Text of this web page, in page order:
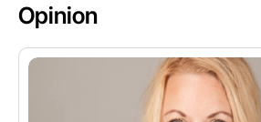
Opinion